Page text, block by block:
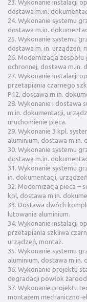
23. Wykonanie instalacji
dostawa m.in.
24. Wykonanie systemu
dostawa m.in.
25. Wykonanie systemu
dostawa m. in. urządzeń,
26. Modernizacja
ochronnej, dostawa m.in.
27. Wykonanie instalacji
przetapiania czarnego
P12, dostawa m.in.
28. Wykonanie i dostawa
m.in. dokumentacji,
uruchomienie pieca.
29. Wykonanie 3 kpl.
aluminium, dostawa m.in.
30. Wykonanie systemu
dostawa m.in.
31. Wykonanie systemu
in. dokumentacji,
32. Modernizacja pieca –
kpl, dostawa m.in.
33. Dostawa dwóch
lutowania aluminium.
34. Wykonanie instalacji
przetapiania szkliwa
urządzeń, montaż.
35. Wykonanie systemu
aluminium, dostawa m.in.
36. Wykonanie projektu
degradacji powłok
37. Wykonanie projektu
montażem mechaniczno-